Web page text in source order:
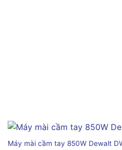
Máy mài cầm tay 850W Dewalt